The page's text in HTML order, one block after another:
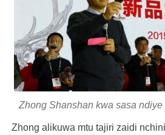
Zhong Shanshan kwa sasa
Zhong alikuwa mtu tajiri zaidi